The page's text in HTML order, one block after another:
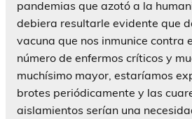
pandemias que azotó a la
debiera resultarle evidente que
vacuna que nos inmunice contra
número de enfermos críticos y
muchísimo mayor, estaríamos
brotes periódicamente y las
aislamientos serían una